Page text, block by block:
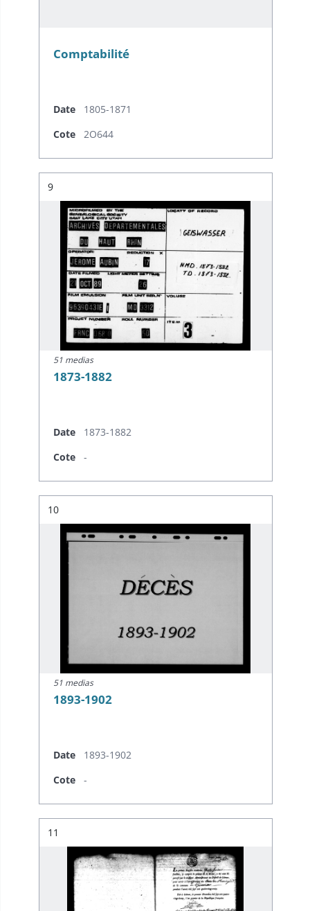
Comptabilité
Date
1805-1871
Cote
2O644
Résultat n°
9
51 medias
1873-1882
Date
1873-1882
Cote
-
Résultat n°
10
51 medias
1893-1902
Date
1893-1902
Cote
-
Résultat n°
11